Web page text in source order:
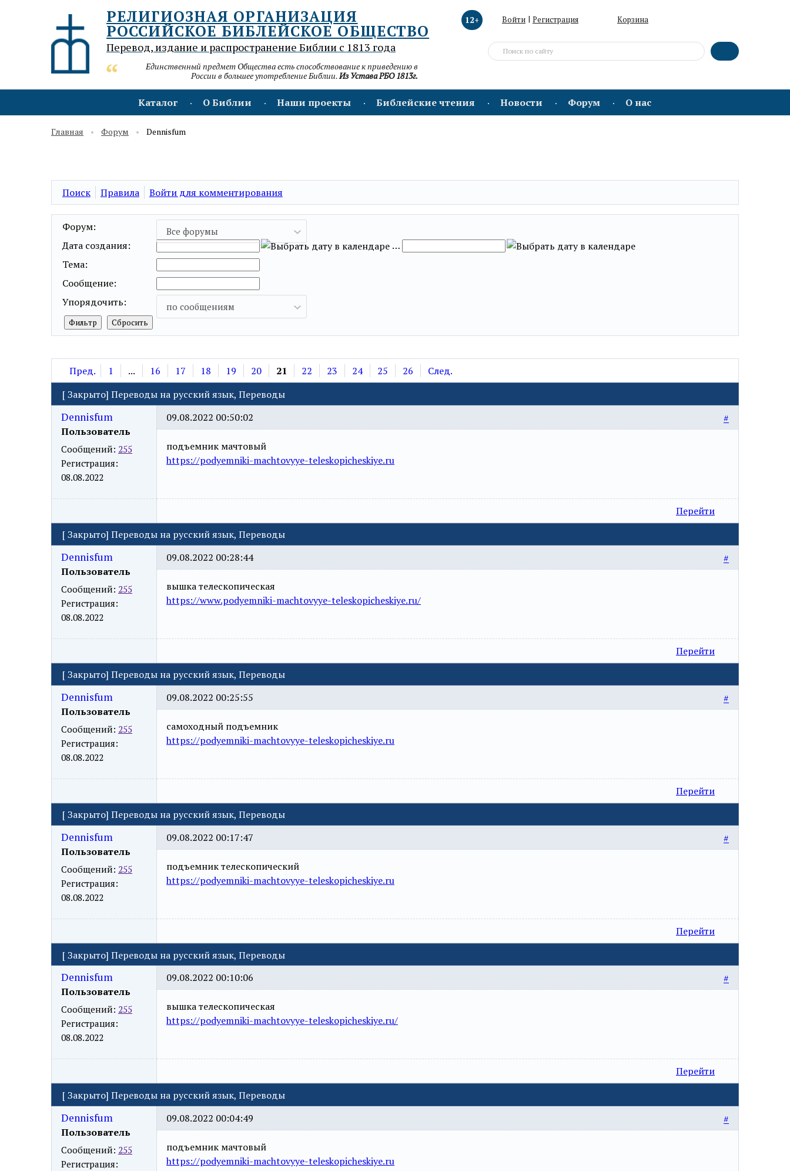
РЕЛИГИОЗНАЯ ОРГАНИЗАЦИЯ
РОССИЙСКОЕ БИБЛЕЙСКОЕ ОБЩЕСТВО
Перевод, издание и распространение Библии с 1813 года
Единственный предмет Общества есть способствование к приведению в
России в большее употребление Библии.Из Устава РБО 1813г.
12+ Войти | Регистрация Корзина
Каталог О Библии Наши проекты Библейские чтения Новости Форум О нас
Главная Форум Dennisfum
Поиск Правила Войти для комментирования
Форум: Все форумы
Дата создания:
…
Тема:
Сообщение:
Упорядочить:
по сообщениям
Пред. 1 ... 16 17 18 19 20 21 22 23 24 25 26
След.
[Закрыто] Переводы на русский язык, Переводы
Dennisfum
Пользователь
Сообщений: 255
Регистрация:
08.08.2022
#
09.08.2022 00:50:02
подъемник мачтовый
https://podyemniki-machtovyye-teleskopicheskiye.ru
Перейти
[Закрыто] Переводы на русский язык, Переводы
Dennisfum
Пользователь
Сообщений: 255
Регистрация:
08.08.2022
#
09.08.2022 00:28:44
вышка телескопическая
https://www.podyemniki-machtovyye-teleskopicheskiye.ru/
Перейти
[Закрыто] Переводы на русский язык, Переводы
Dennisfum
Пользователь
Сообщений: 255
Регистрация:
08.08.2022
#
09.08.2022 00:25:55
самоходный подъемник
https://podyemniki-machtovyye-teleskopicheskiye.ru
Перейти
[Закрыто] Переводы на русский язык, Переводы
Dennisfum
Пользователь
Сообщений: 255
Регистрация:
08.08.2022
#
09.08.2022 00:17:47
подъемник телескопический
https://podyemniki-machtovyye-teleskopicheskiye.ru
Перейти
[Закрыто] Переводы на русский язык, Переводы
Dennisfum
Пользователь
Сообщений: 255
Регистрация:
08.08.2022
#
09.08.2022 00:10:06
вышка телескопическая
https://podyemniki-machtovyye-teleskopicheskiye.ru/
Перейти
[Закрыто] Переводы на русский язык, Переводы
Dennisfum
Пользователь
Сообщений: 255
Регистрация:
#
09.08.2022 00:04:49
подъемник мачтовый
https://podyemniki-machtovyye-teleskopicheskiye.ru